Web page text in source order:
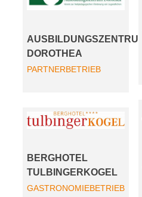
AUSBILDUNGSZENTRUM
DOROTHEA
PARTNERBETRIEB
BERGHOTEL
TULBINGERKOGEL
GASTRONOMIEBETRIEB